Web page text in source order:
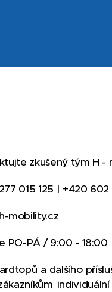
zkušený tým H -
015 125 | +420 602
mobility.cz
PO-PÁ / 9:00 - 18:00
a dalšího